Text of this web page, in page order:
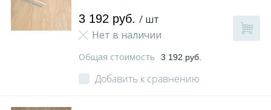
3 192 руб. / шт
Нет в наличии
Общая стоимость 3 192 руб.
Добавить к сравнению